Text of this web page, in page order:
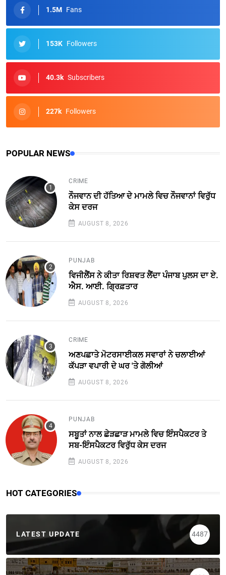
1.5M Fans
153K Followers
40.3k Subscribers
227k Followers
POPULAR NEWS
CRIME
ਨੌਜਵਾਨ ਦੀ ਹੱਤਿਆ ਦੇ ਮਾਮਲੇ ਵਿਚ ਨੌਜਵਾਨਾਂ ਵਿਰੁੱਧ
ਕੇਸ ਦਰਜ
AUGUST 8, 2026
PUNJAB
ਵਿਜੀਲੈਂਸ ਨੇ ਕੀਤਾ ਰਿਸ਼ਵਤ ਲੈਂਦਾ ਪੰਜਾਬ ਪੁਲਸ ਦਾ ਏ.
ਐਸ. ਆਈ. ਗ੍ਰਿਫ਼ਤਾਰ
AUGUST 8, 2026
CRIME
ਅਣਪਛਾਤੇ ਮੋਟਰਸਾਈਕਲ ਸਵਾਰਾਂ ਨੇ ਚਲਾਈਆਂ
ਕੱਪੜਾ ਵਪਾਰੀ ਦੇ ਘਰ 'ਤੇ ਗੋਲੀਆਂ
AUGUST 8, 2026
PUNJAB
ਸਬੂਤਾਂ ਨਾਲ ਛੇੜਛਾੜ ਮਾਮਲੇ ਵਿਚ ਇੰਸਪੈਕਟਰ ਤੇ
ਸਬ-ਇੰਸਪੈਕਟਰ ਵਿਰੁੱਧ ਕੇਸ ਦਰਜ
AUGUST 8, 2026
HOT CATEGORIES
LATEST UPDATE 4487